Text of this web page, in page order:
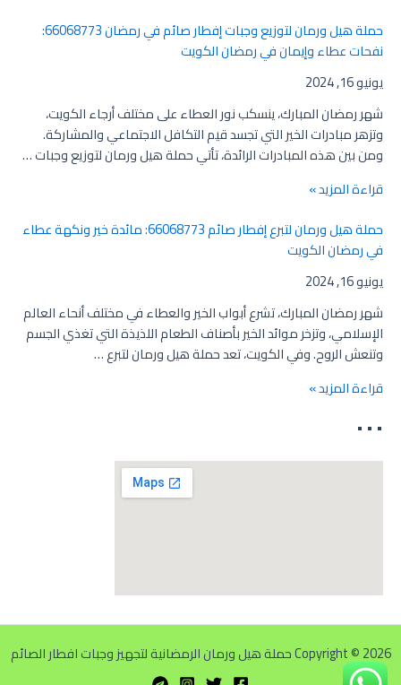
حملة هيل ورمان لتوزيع وجبات إفطار صائم في رمضان 66068773:
نفحات عطاء وإيمان في رمضان الكويت
يونيو 16, 2024
شهر رمضان المبارك، ينسكب نور العطاء على مختلف أرجاء الكويت،
وتزهر مبادرات الخير التي تجسد قيم التكافل الاجتماعي والمشاركة.
ومن بين هذه المبادرات الرائدة، تأتي حملة هيل ورمان لتوزيع وجبات …
قراءة المزيد »
حملة هيل ورمان لتبرع إفطار صائم 66068773: مائدة خير ونكهة عطاء
في رمضان الكويت
يونيو 16, 2024
شهر رمضان المبارك، تشرع أبواب الخير والعطاء في مختلف أنحاء العالم
الإسلامي، وتزخر موائد الخير بأصناف الطعام اللذيذة التي تغذي الجسم
وتنعش الروح. وفي الكويت، تعد حملة هيل ورمان لتبرع …
قراءة المزيد »
• • •
Copyright © 2026 حملة هيل ورمان الرمضانية لتجهيز وجبات افطار الصائم